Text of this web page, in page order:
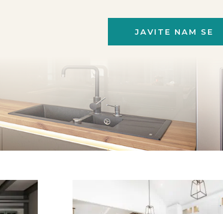
JAVITE NAM SE